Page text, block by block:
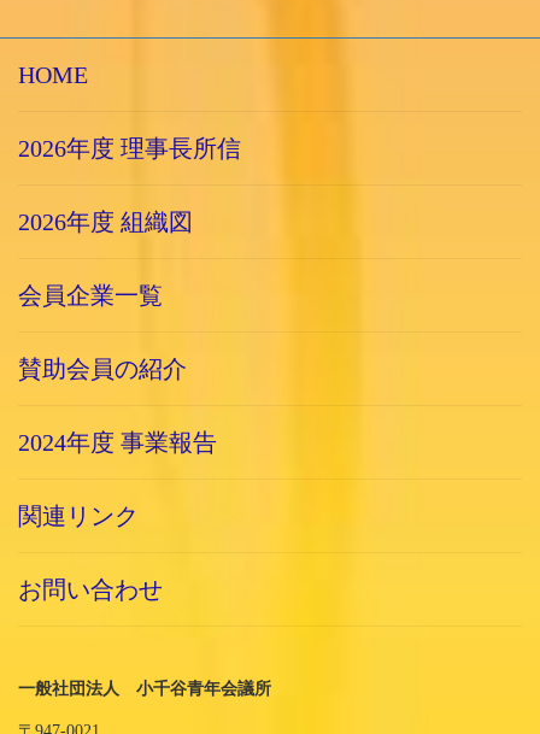
HOME
2026年度 理事長所信
2026年度 組織図
会員企業一覧
賛助会員の紹介
2024年度 事業報告
関連リンク
お問い合わせ
一般社団法人 小千谷青年会議所